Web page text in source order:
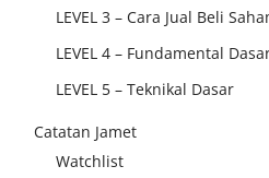
LEVEL 3 – Cara Jual Beli
LEVEL 4 – Fundamental
LEVEL 5 – Teknikal Dasar
Catatan Jamet
Watchlist